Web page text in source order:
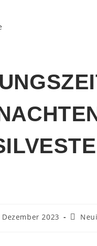
Dezember 2023